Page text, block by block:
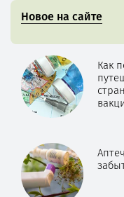
Новое на сайте
Как